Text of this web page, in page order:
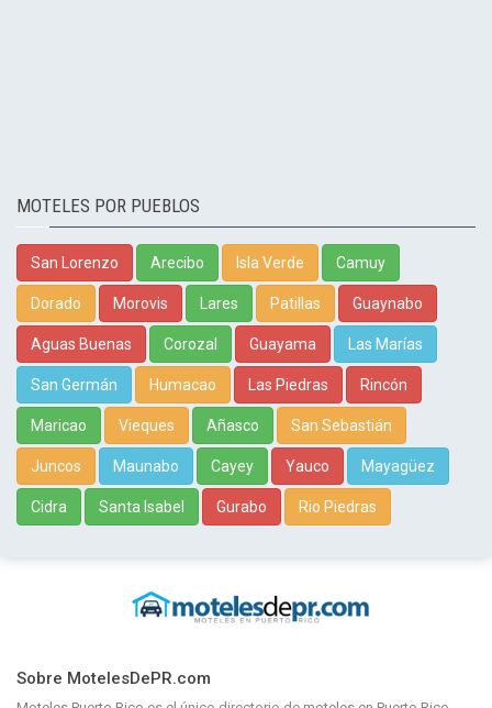
MOTELES POR PUEBLOS
San Lorenzo Arecibo Isla Verde Camuy
Dorado Morovis Lares Patillas Guaynabo
Aguas Buenas Corozal Guayama Las Marías
San Germán Humacao Las Piedras Rincón
Maricao Vieques Añasco San Sebastián
Juncos Maunabo Cayey Yauco Mayagüez
Cidra Santa Isabel Gurabo Rio Piedras
Sobre MotelesDePR.com